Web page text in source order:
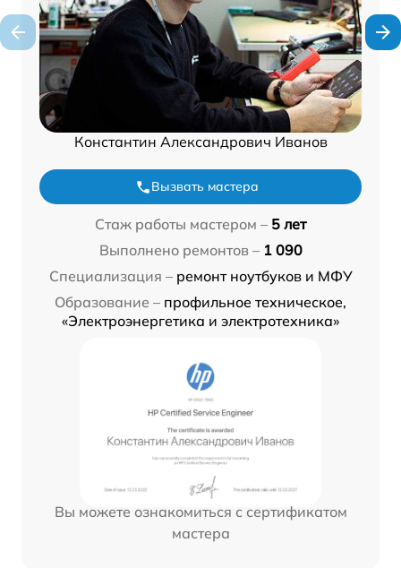
Константин Александрович Иванов
Вызвать мастера
Стаж работы мастером – 5 лет
Выполнено ремонтов – 1 090
Специализация – ремонт ноутбуков и МФУ
Образование – профильное техническое,
«Электроэнергетика и электротехника»
Вы можете ознакомиться с сертификатом
мастера